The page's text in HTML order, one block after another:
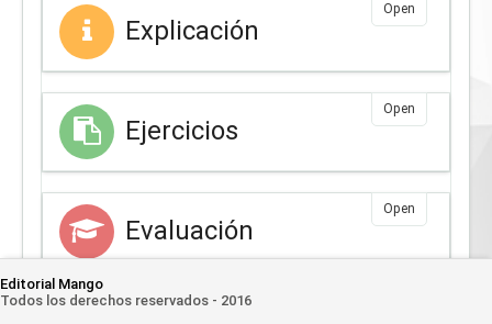
Explicación
Open
Ejercicios
Open
Evaluación
Open
Editorial Mango
Todos los derechos reservados - 2016